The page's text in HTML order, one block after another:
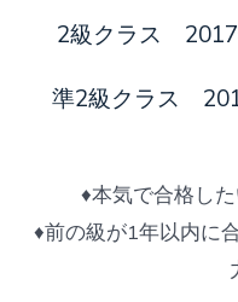
2級クラス 2017
準2級クラス
♦本気で合格し
♦前の級が1年以内に